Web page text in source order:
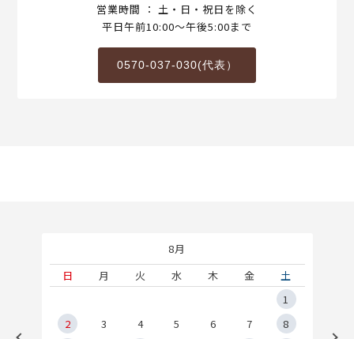
営業時間 ： 土・日・祝日を除く
平日午前10:00～午後5:00まで
0570-037-030(代表）
8月
日
月 火 水 木 金
土
1
2
3 4 5 6 7
8